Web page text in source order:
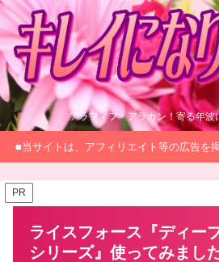
アラフィフ・アラカン！寄る年波
■当サイトは、アフィリエイト等の広告を
PR
ライスフォース『ディー
シリーズ』使ってみまし